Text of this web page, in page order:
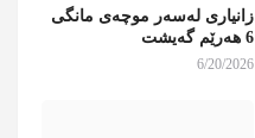
زانیاری لەسەر موچەی مانگی
6 هەرێم گەیشت
6/20/2026